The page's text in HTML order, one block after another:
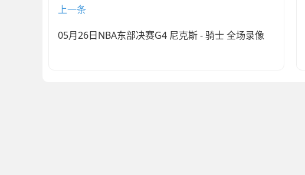
上一条
05月26日NBA东部决赛G4 尼克斯 - 骑士 全场录像